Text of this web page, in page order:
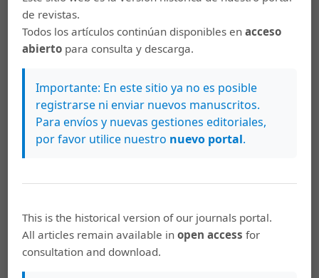
Artículos más leídos del mismo autor/a
Enfoques teóricos y definiciones de la
tecnología educativa en el Siglo XX / Theoretical
approaches and explanation of educational
technologies in the XX century ,Actualidades
principio del Siglo XXI: indicios del cambio
educativo museal / Muses of the XXI Century:
evidence of educational change in museums
de revistas.
Todos los artículos continúan disponibles enacceso
abierto para consulta y descarga.
Importante: En este sitio ya no es posible
registrarse ni enviar nuevos manuscritos.
Para envíos y nuevas gestiones editoriales,
por favor utilice nuestro nuevo portal.
This is the historical version of our journals portal.
All articles remain available inopen access for
consultation and download.